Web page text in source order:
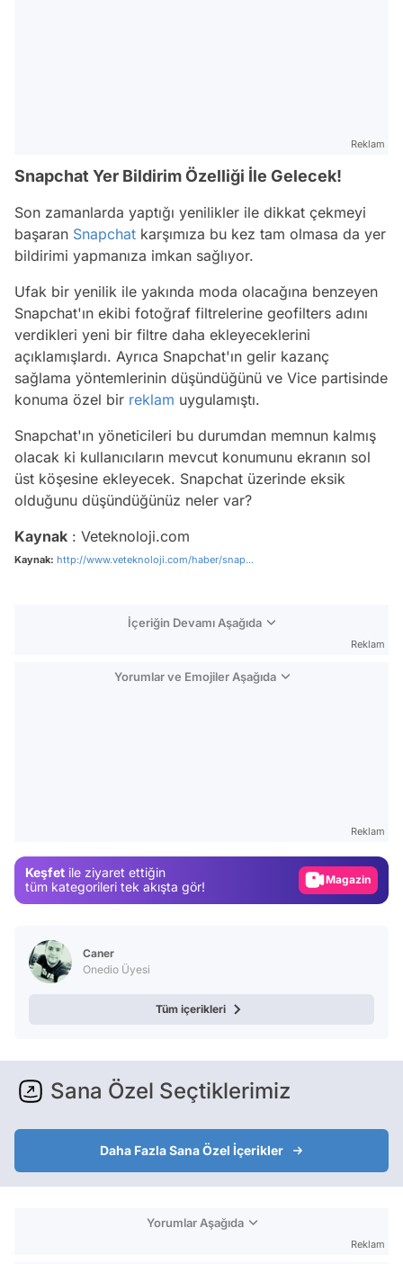
Reklam
Snapchat Yer Bildirim Özelliği İle Gelecek!
Son zamanlarda yaptığı yenilikler ile dikkat çekmeyi
başaran Snapchat karşımıza bu kez tam olmasa da yer
bildirimi yapmanıza imkan sağlıyor.
Ufak bir yenilik ile yakında moda olacağına benzeyen
Snapchat'ın ekibi fotoğraf filtrelerine geofilters adını
verdikleri yeni bir filtre daha ekleyeceklerini
açıklamışlardı. Ayrıca Snapchat'ın gelir kazanç
sağlama yöntemlerinin düşündüğünü ve Vice partisinde
konuma özel bir reklam uygulamıştı.
Snapchat'ın yöneticileri bu durumdan memnun kalmış
olacak ki kullanıcıların mevcut konumunu ekranın sol
üst köşesine ekleyecek. Snapchat üzerinde eksik
olduğunu düşündüğünüz neler var?
Kaynak : Veteknoloji.com
Kaynak: http://www.veteknoloji.com/haber/snap...
İçeriğin Devamı Aşağıda
Reklam
Yorumlar ve Emojiler Aşağıda
Reklam
Keşfet ile ziyaret ettiğin
tüm kategorileri tek akışta gör!
Magazin
Caner
Onedio Üyesi
Tüm içerikleri
Sana Özel Seçtiklerimiz
Daha Fazla Sana Özel İçerikler
Yorumlar Aşağıda
Reklam